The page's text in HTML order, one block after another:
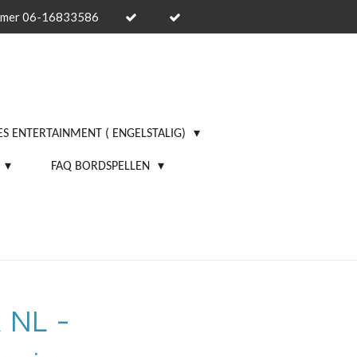
06-16833586
ENTERTAINMENT ( ENGELSTALIG)
FAQ BORDSPELLEN
NL -